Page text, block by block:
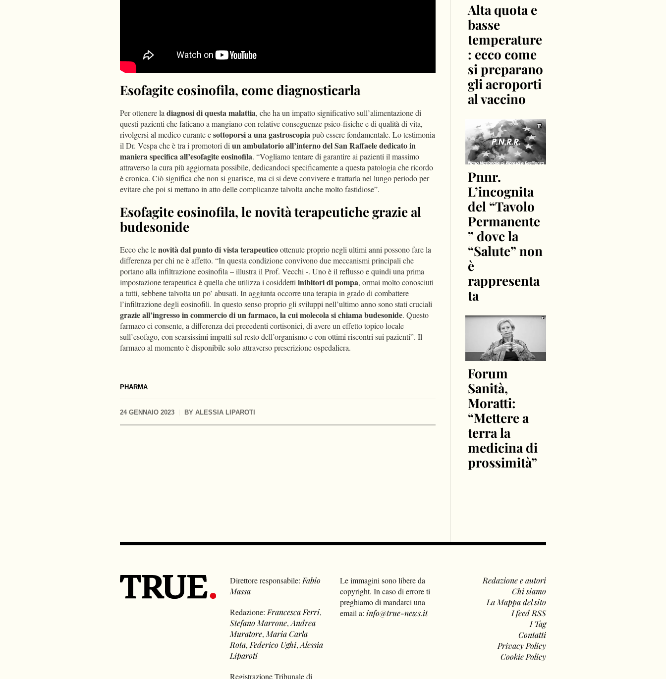
PHARMA
24 GENNAIO 2023 BY ALESSIA LIPAROTI
Esofagite eosinofila, come diagnosticarla
Per ottenere ladiagnosi di questa malattia, che ha un impatto significativo sull’alimentazione di
questi pazienti che faticano a mangiano con relative conseguenze psico-fisiche e di qualità di vita,
rivolgersi al medico curante esottoporsi a una gastroscopiapuò essere fondamentale. Lo testimonia
il Dr. Vespa che è tra i promotori diun ambulatorio all’interno del San Raffaele dedicato in
maniera specifica all’esofagite eosinofila. “Vogliamo tentare di garantire ai pazienti il massimo
attraverso la cura più aggiornata possibile, dedicandoci specificamente a questa patologia che ricordo
è cronica. Ciò significa che non si guarisce, ma ci si deve convivere e trattarla nel lungo periodo per
evitare che poi si mettano in atto delle complicanze talvolta anche molto fastidiose”.
Esofagite eosinofila, le novità terapeutiche grazie al
budesonide
Ecco che lenovità dal punto di vista terapeuticoottenute proprio negli ultimi anni possono fare la
differenza per chi ne è affetto. “In questa condizione convivono due meccanismi principali che
portano alla infiltrazione eosinofila – illustra il Prof. Vecchi -. Uno è il reflusso e quindi una prima
impostazione terapeutica è quella che utilizza i cosiddettiinibitori di pompa, ormai molto conosciuti
a tutti, sebbene talvolta un po’ abusati. In aggiunta occorre una terapia in grado di combattere
l’infiltrazione degli eosinofili. In questo senso proprio gli sviluppi nell’ultimo anno sono stati cruciali
grazie all’ingresso in commercio di un farmaco, la cui molecola si chiama budesonide. Questo
farmaco ci consente, a differenza dei precedenti cortisonici, di avere un effetto topico locale
sull’esofago, con scarsissimi impatti sul resto dell’organismo e con ottimi riscontri sui pazienti”. Il
farmaco al momento è disponibile solo attraverso prescrizione ospedaliera.
Alta quota e
basse
temperature
: ecco come
si preparano
gli aeroporti
al vaccino
Pnnr.
L’incognita
del “Tavolo
Permanente
” dove la
“Salute” non
è
rappresenta
ta
Forum
Sanità,
Moratti:
“Mettere a
terra la
medicina di
prossimità”
Direttore responsabile: Fabio
Massa
Redazione: Francesca Ferri,
Stefano Marrone,Andrea
Muratore, Maria Carla
Rota, Federico Ughi,Alessia
Liparoti
Registrazione Tribunale di
Le immagini sono libere da
copyright. In caso di errore ti
preghiamo di mandarci una
email a: info@true-news.it
Redazione e autori
Chi siamo
La Mappa del sito
I feed RSS
I Tag
Contatti
Privacy Policy
Cookie Policy